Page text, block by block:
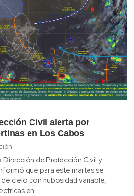
Civil alerta por
en Los Cabos
Dirección de Protección Civil y
que para este martes se
cielo con nubosidad variable,
en…